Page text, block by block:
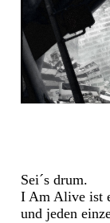
Sei´s drum.
I Am Alive ist
und jeden